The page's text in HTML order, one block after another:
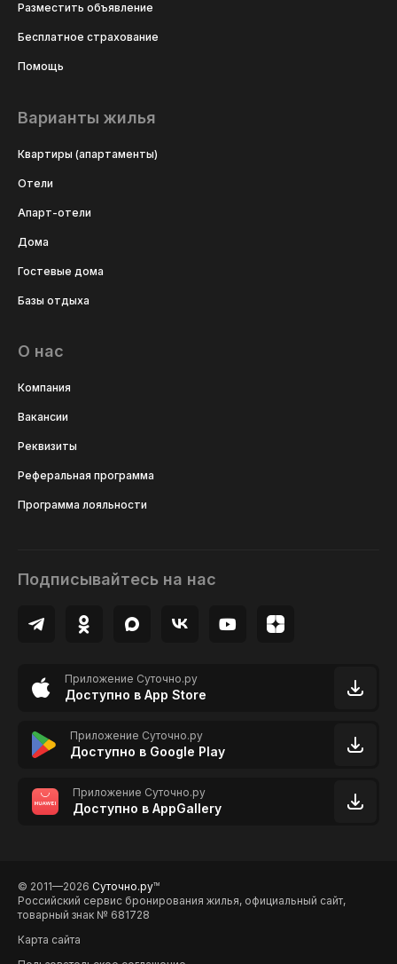
Разместить объявление
Бесплатное страхование
Помощь
Варианты жилья
Квартиры (апартаменты)
Отели
Апарт-отели
Дома
Гостевые дома
Базы отдыха
О нас
Компания
Вакансии
Реквизиты
Реферальная программа
Программа лояльности
Подписывайтесь на нас
Приложение Суточно.ру
Доступно в App Store
Приложение Суточно.ру
Доступно в Google Play
Приложение Суточно.ру
Доступно в AppGallery
© 2011—2026 Суточно.руTM
Российский сервис бронирования жилья, официальный сайт,
товарный знак № 681728
Карта сайта